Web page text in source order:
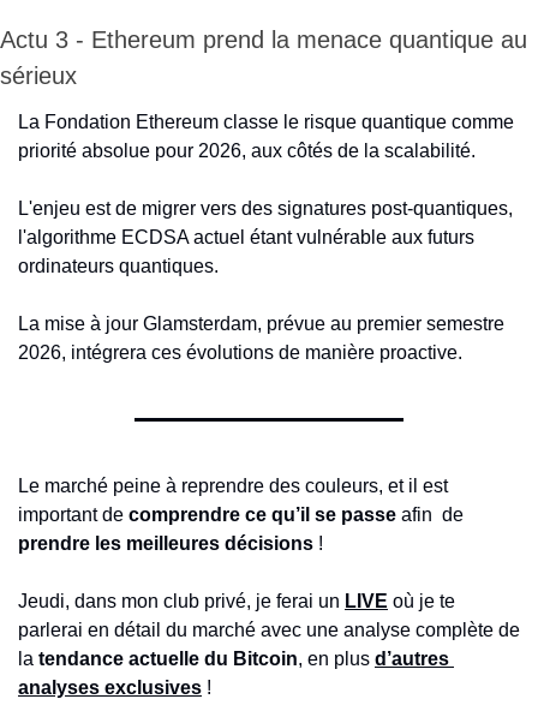
Actu 3 - Ethereum prend la menace quantique au
sérieux
La Fondation Ethereum classe le risque quantique comme
priorité absolue pour 2026, aux côtés de la scalabilité.
L'enjeu est de migrer vers des signatures post-quantiques,
l'algorithme ECDSA actuel étant vulnérable aux futurs
ordinateurs quantiques.
La mise à jour Glamsterdam, prévue au premier semestre
2026, intégrera ces évolutions de manière proactive.
Le marché peine à reprendre des couleurs, et il est
important de comprendre ce qu’il se passe
prendre les meilleures décisions !
Jeudi, dans mon club privé, je ferai un LIVE où je te
parlerai en détail du marché avec une analyse complète de
la tendance actuelle du Bitcoin, en plus d’autres
analyses exclusives !